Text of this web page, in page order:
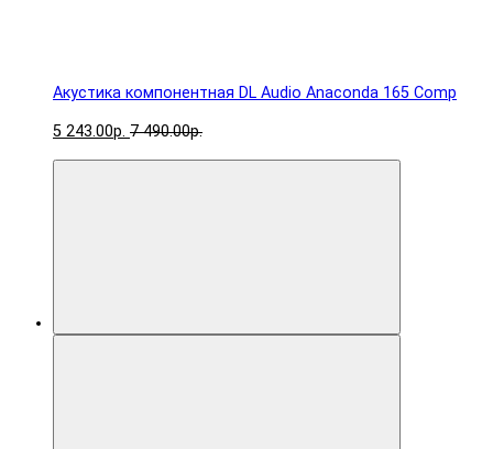
Акустика компонентная DL Audio Anaconda 165 Comp
5 243.00р. 7 490.00р.